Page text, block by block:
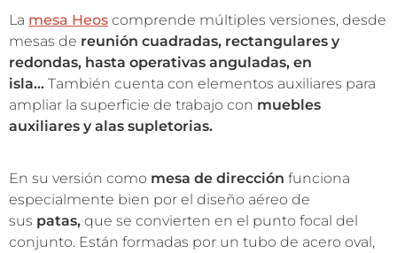
La mesa Heos comprende múltiples versiones, desde
mesas de reunión cuadradas, rectangulares y
redondas, hasta operativas anguladas, en
isla… También cuenta con elementos auxiliares para
ampliar la superficie de trabajo con muebles
auxiliares y alas supletorias.
En su versión como mesa de dirección funciona
especialmente bien por el diseño aéreo de
sus patas, que se convierten en el punto focal del
conjunto. Están formadas por un tubo de acero oval,